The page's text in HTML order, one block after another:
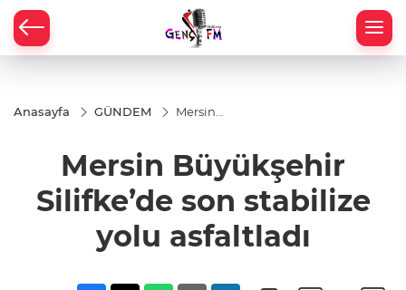
Anasayfa GÜNDEM
Mersin
son
stabilize
asfaltladı
Mersin Büyükşehir
Silifke’de son stabilize
yolu asfaltladı